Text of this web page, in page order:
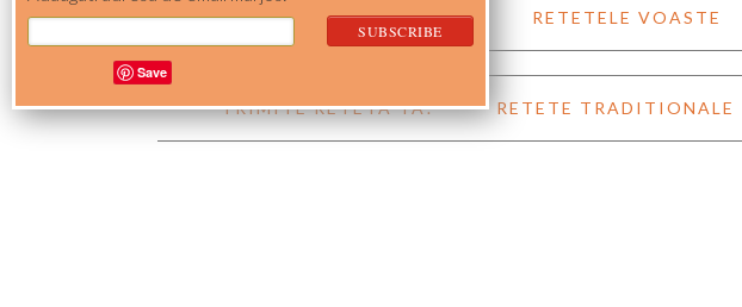
ACASA RETETE RETETELE VOASTE
TRIMITE RETETA TA! RETETE TRADITIONALE
Save